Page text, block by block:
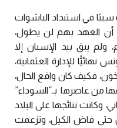
في استبداد الباشوات
أن العهد بهم لن يطول،
اُحتلت تونس منذ عام 1569م، ولم يبق بيد الإسبان إلا
خضعت تونس نهائيًّا للإدارة العثمانية،
فكيف كان واقع الحال،
من عاصرها بـ”السوداء”
وكانت نتائجها على البلاد
حتى فاض الكيل، وتزعمت